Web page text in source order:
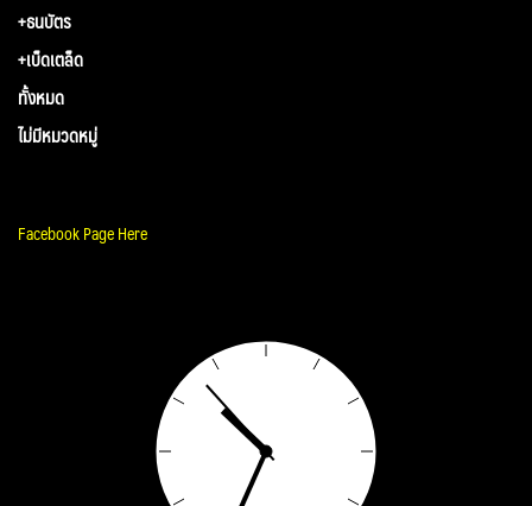
+ธนบัตร
+เบ็ดเตล็ด
ทั้งหมด
ไม่มีหมวดหมู่
Facebook Page Here